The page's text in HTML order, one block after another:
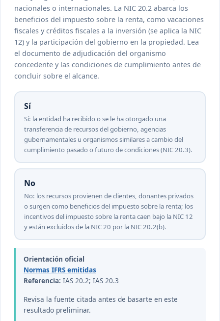
nacionales o internacionales. La NIC 20.2 abarca los
beneficios del impuesto sobre la renta, como vacaciones
fiscales y créditos fiscales a la inversión (se aplica la NIC
12) y la participación del gobierno en la propiedad. Lea
el documento de adjudicación del organismo
concedente y las condiciones de cumplimiento antes de
concluir sobre el alcance.
Sí
Sí: la entidad ha recibido o se le ha otorgado una
transferencia de recursos del gobierno, agencias
gubernamentales u organismos similares a cambio del
cumplimiento pasado o futuro de condiciones (NIC 20.3).
No
No: los recursos provienen de clientes, donantes privados
o surgen como beneficios del impuesto sobre la renta; los
incentivos del impuesto sobre la renta caen bajo la NIC 12
y están excluidos de la NIC 20 por la NIC 20.2(b).
Orientación oficial
Normas IFRS emitidas
Referencia: IAS 20.2; IAS 20.3
Revisa la fuente citada antes de basarte en este
resultado preliminar.